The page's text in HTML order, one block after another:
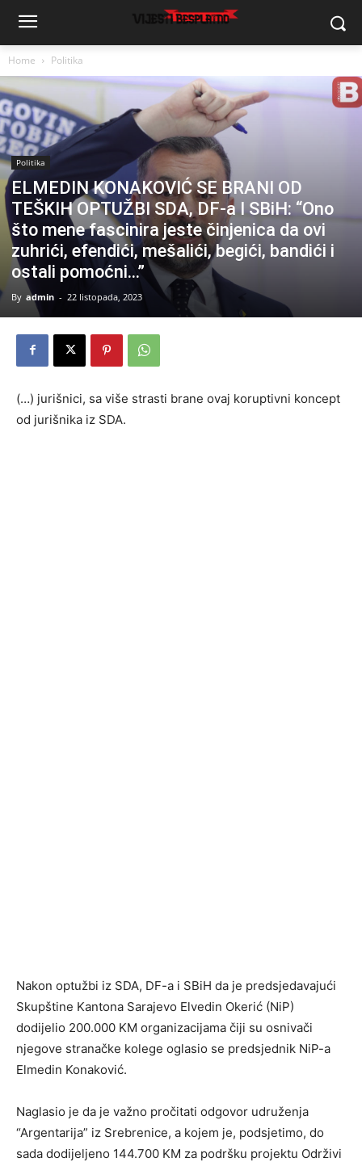
Home Politika
Politika
ELMEDIN KONAKOVIĆ SE BRANI OD
TEŠKIH OPTUŽBI SDA, DF-a I SBiH: “Ono
što mene fascinira jeste činjenica da ovi
zuhrići, efendići, mešalići, begići, bandići i
ostali pomoćni…”
By admin - 22 listopada, 2023
(…) jurišnici, sa više strasti brane ovaj koruptivni koncept
od jurišnika iz SDA.
Nakon optužbi iz SDA, DF-a i SBiH da je predsjedavajući
Skupštine Kantona Sarajevo Elvedin Okerić (NiP)
dodijelio 200.000 KM organizacijama čiji su osnivači
njegove stranačke kolege oglasio se predsjednik NiP-a
Elmedin Konaković.
Naglasio je da je važno pročitati odgovor udruženja
“Argentarija” iz Srebrenice, a kojem je, podsjetimo, do
sada dodijeljeno 144.700 KM za podršku projektu Održivi